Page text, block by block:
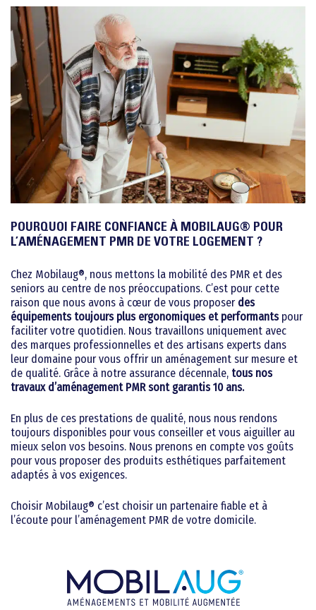
POURQUOI FAIRE CONFIANCE À MOBILAUG® POUR
L’AMÉNAGEMENT PMR DE VOTRE LOGEMENT ?
Chez Mobilaug®, nous mettons la mobilité des PMR et des
seniors au centre de nos préoccupations. C’est pour cette
raison que nous avons à cœur de vous proposer des
équipements toujours plus ergonomiques et performants pour
faciliter votre quotidien. Nous travaillons uniquement avec
des marques professionnelles et des artisans experts dans
leur domaine pour vous offrir un aménagement sur mesure et
de qualité. Grâce à notre assurance décennale, tous nos
travaux d’aménagement PMR sont garantis 10 ans.
En plus de ces prestations de qualité, nous nous rendons
toujours disponibles pour vous conseiller et vous aiguiller au
mieux selon vos besoins. Nous prenons en compte vos goûts
pour vous proposer des produits esthétiques parfaitement
adaptés à vos exigences.
Choisir Mobilaug® c’est choisir un partenaire fiable et à
l’écoute pour l’aménagement PMR de votre domicile.